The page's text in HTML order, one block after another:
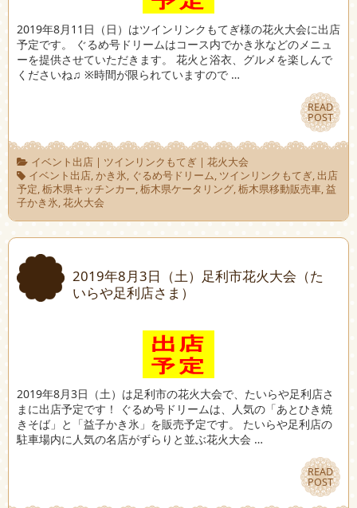
2019年8月11日（日）はツインリンクもてぎ様の花火大会に出店
予定です。 ぐるめ号ドリームはコース内でかき氷などのメニュ
ーを提供させていただきます。 花火と浴衣、グルメを楽しんで
くださいね♫ ※時間が限られていますので …
READ
POST
READ
POST
イベント出店| ツインリンクもてぎ| 花火大会
イベント出店,かき氷, ぐるめ号ドリーム, ツインリンクもてぎ, 出店
予定,栃木県キッチンカー,栃木県ケータリング,栃木県移動販売車,益
子かき氷,花火大会
2019年8月3日（土）足利市花火大会（た
いらや足利店さま）
2019年8月3日（土）は足利市の花火大会で、たいらや足利店さ
まに出店予定です！ ぐるめ号ドリームは、人気の「あとひき焼
きそば」と「益子かき氷」を販売予定です。 たいらや足利店の
駐車場内に人気の名店がずらりと並ぶ花火大会 …
READ
POST
READ
POST